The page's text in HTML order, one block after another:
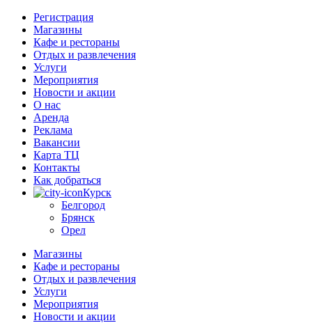
Регистрация
Магазины
Кафе и рестораны
Отдых и развлечения
Услуги
Мероприятия
Новости и акции
О нас
Аренда
Реклама
Вакансии
Карта ТЦ
Контакты
Как добраться
Курск
Белгород
Брянск
Орел
Магазины
Кафе и рестораны
Отдых и развлечения
Услуги
Мероприятия
Новости и акции